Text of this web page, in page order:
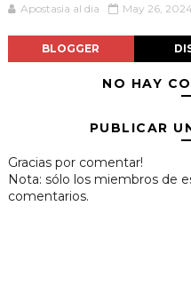
Apostasia al dia May 26,
BLOGGER
NO HAY
PUBLICAR
Gracias por comentar!
Nota: sólo los miembros de
comentarios.